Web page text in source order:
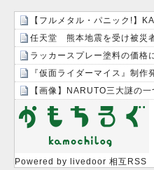
ラッカースプレー塗料の価格
Powered by livedoor 相互RSS